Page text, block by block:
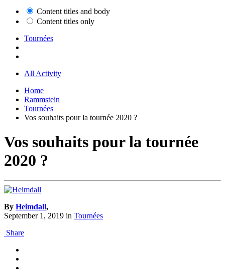
Content titles and body
Content titles only
Tournées
All Activity
Home
Rammstein
Tournées
Vos souhaits pour la tournée 2020 ?
Vos souhaits pour la tournée
2020 ?
By Heimdall,
September 1, 2019 in Tournées
Share